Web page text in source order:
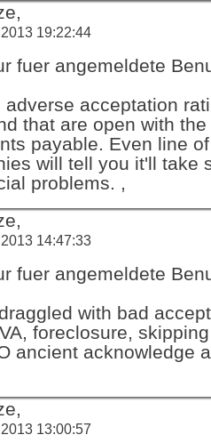
19:22:44
fuer angemeldete
acceptation
that are open with
payable. Even line
will tell you it'll take
problems. ,
14:47:33
fuer angemeldete
with bad
foreclosure,
ancient acknowledge
13:00:57